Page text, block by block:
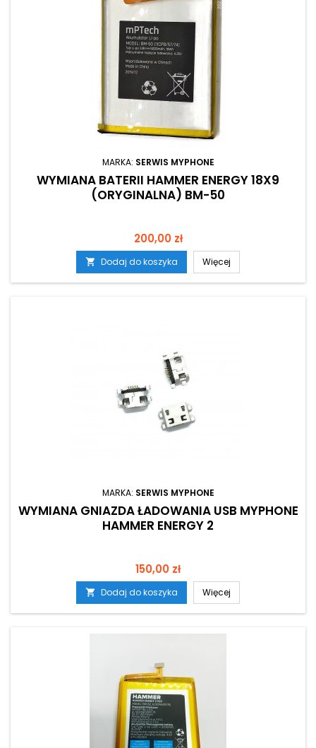
MARKA: SERWIS MYPHONE
WYMIANA BATERII HAMMER ENERGY 18X9
(ORYGINALNA) BM-50
Cena
200,00 zł
 Dodaj do koszyka Więcej
MARKA: SERWIS MYPHONE
WYMIANA GNIAZDA ŁADOWANIA USB MYPHONE
HAMMER ENERGY 2
Cena
150,00 zł
 Dodaj do koszyka Więcej